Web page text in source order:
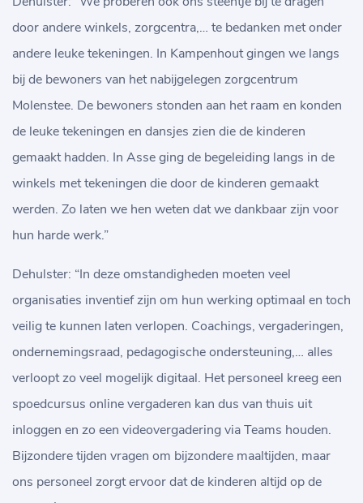
door andere winkels, zorgcentra,… te bedanken met onder
andere leuke tekeningen. In Kampenhout gingen we langs
bij de bewoners van het nabijgelegen zorgcentrum
Molenstee. De bewoners stonden aan het raam en konden
de leuke tekeningen en dansjes zien die de kinderen
gemaakt hadden. In Asse ging de begeleiding langs in de
winkels met tekeningen die door de kinderen gemaakt
werden. Zo laten we hen weten dat we dankbaar zijn voor
hun harde werk.”
Dehulster: “In deze omstandigheden moeten veel
organisaties inventief zijn om hun werking optimaal en toch
veilig te kunnen laten verlopen. Coachings, vergaderingen,
ondernemingsraad, pedagogische ondersteuning,… alles
verloopt zo veel mogelijk digitaal. Het personeel kreeg een
spoedcursus online vergaderen kan dus van thuis uit
inloggen en zo een videovergadering via Teams houden.
Bijzondere tijden vragen om bijzondere maaltijden, maar
ons personeel zorgt ervoor dat de kinderen altijd op de